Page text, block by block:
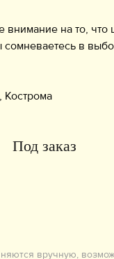
на то, что
сомневаетесь в
Кострома
Под заказ
вручную,